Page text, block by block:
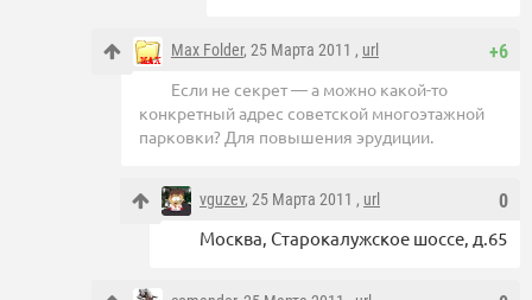
+6
Max Folder, 25 Марта 2011 , url
Если не секрет — а можно какой-то
конкретный адрес советской многоэтажной
парковки? Для повышения эрудиции.
0
vguzev, 25 Марта 2011 , url
Москва, Старокалужское шоссе, д.65